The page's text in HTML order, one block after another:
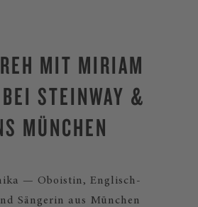
MIT MIRIAM
STEINWAY &
MÜNCHEN
— Oboistin, Englisch-
Sängerin aus München